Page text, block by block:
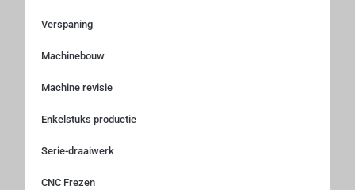
Verspaning
Machinebouw
Machine revisie
Enkelstuks productie
Serie-draaiwerk
CNC Frezen